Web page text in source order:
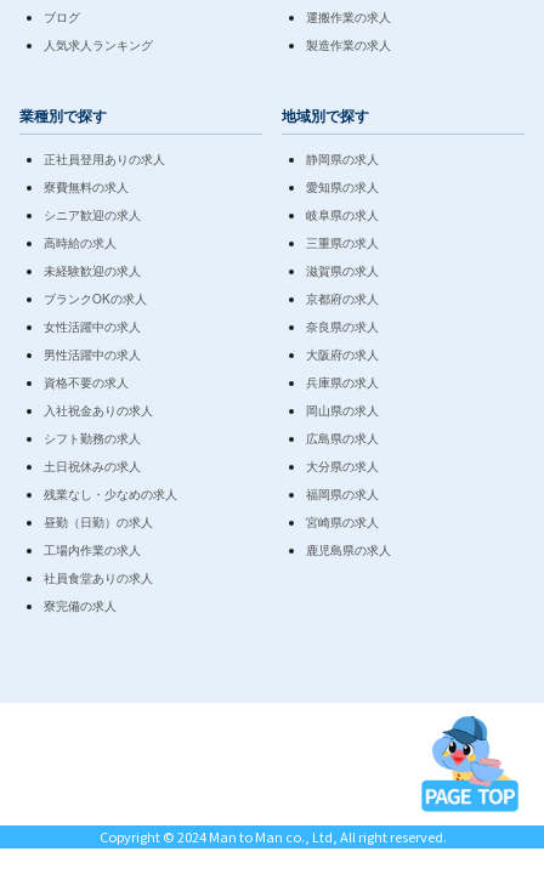
ブログ
人気求人ランキング
運搬作業の求人
製造作業の求人
業種別で探す
正社員登用ありの求人
寮費無料の求人
シニア歓迎の求人
高時給の求人
未経験歓迎の求人
ブランクOKの求人
女性活躍中の求人
男性活躍中の求人
資格不要の求人
入社祝金ありの求人
シフト勤務の求人
土日祝休みの求人
残業なし・少なめの求人
昼勤（日勤）の求人
工場内作業の求人
社員食堂ありの求人
寮完備の求人
地域別で探す
静岡県の求人
愛知県の求人
岐阜県の求人
三重県の求人
滋賀県の求人
京都府の求人
奈良県の求人
大阪府の求人
兵庫県の求人
岡山県の求人
広島県の求人
大分県の求人
福岡県の求人
宮崎県の求人
鹿児島県の求人
Copyright © 2024 Man to Man co., Ltd, All right reserved.